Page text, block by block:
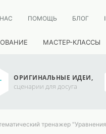
ПОМОЩЬ БЛОГ
МАСТЕР-КЛАССЫ
ОРИГИНАЛЬНЫЕ ИДЕИ,
сценарии для досуга
тренажер